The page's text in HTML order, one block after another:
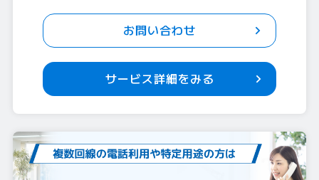
お問い合わせ
サービス詳細をみる